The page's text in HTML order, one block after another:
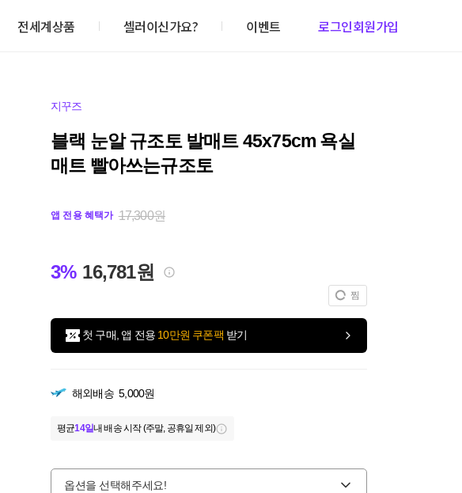
전세계상품 셀러이신가요? 이벤트 로그인회원가입
지꾸즈
블랙 눈알 규조토 발매트 45x75cm 욕실
매트 빨아쓰는규조토
앱 전용 혜택가 17,300원
3% 16,781원
찜
첫 구매, 앱 전용 10만원 쿠폰팩 받기
해외배송 5,000원
평균14일내 배송 시작 (주말, 공휴일 제외)
옵션을 선택해주세요!